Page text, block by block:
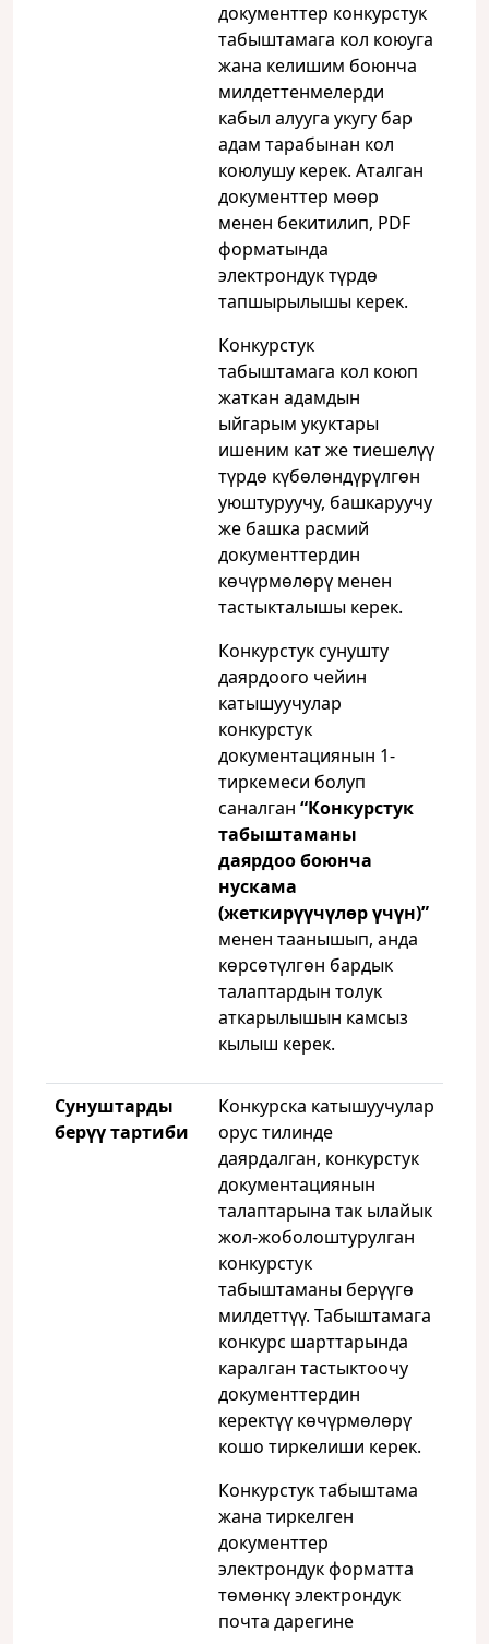
документтер конкурстук
табыштамага кол коюуга
жана келишим боюнча
милдеттенмелерди
кабыл алууга укугу бар
адам тарабынан кол
коюлушу керек. Аталган
документтер мөөр
менен бекитилип, PDF
форматында
электрондук түрдө
тапшырылышы керек.
Конкурстук
табыштамага кол коюп
жаткан адамдын
ыйгарым укуктары
ишеним кат же тиешелүү
түрдө күбөлөндүрүлгөн
уюштуруучу, башкаруучу
же башка расмий
документтердин
көчүрмөлөрү менен
тастыкталышы керек.
Конкурстук сунушту
даярдоого чейин
катышуучулар
конкурстук
документациянын 1-
тиркемеси болуп
саналган “Конкурстук
табыштаманы
даярдоо боюнча
нускама
(жеткирүүчүлөр үчүн)”
менен таанышып, анда
көрсөтүлгөн бардык
талаптардын толук
аткарылышын камсыз
кылыш керек.
Сунуштарды
берүү тартиби
Конкурска катышуучулар
орус тилинде
даярдалган, конкурстук
документациянын
талаптарына так ылайык
жол-жоболоштурулган
конкурстук
табыштаманы берүүгө
милдеттүү. Табыштамага
конкурс шарттарында
каралган тастыктоочу
документтердин
керектүү көчүрмөлөрү
кошо тиркелиши керек.
Конкурстук табыштама
жана тиркелген
документтер
электрондук форматта
төмөнкү электрондук
почта дарегине